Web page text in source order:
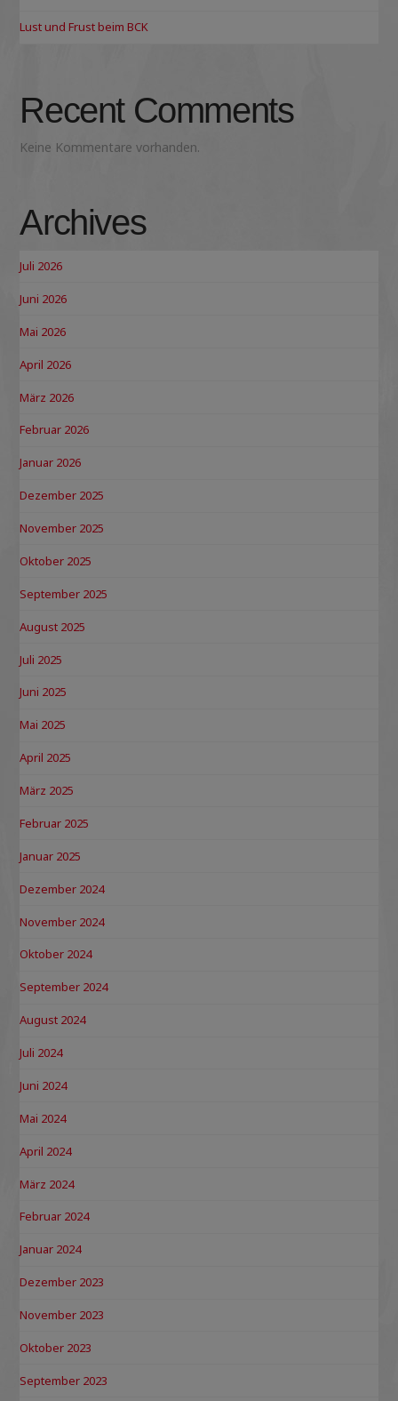
Lust und Frust beim BCK
Recent Comments
Keine Kommentare vorhanden.
Archives
Juli 2026
Juni 2026
Mai 2026
April 2026
März 2026
Februar 2026
Januar 2026
Dezember 2025
November 2025
Oktober 2025
September 2025
August 2025
Juli 2025
Juni 2025
Mai 2025
April 2025
März 2025
Februar 2025
Januar 2025
Dezember 2024
November 2024
Oktober 2024
September 2024
August 2024
Juli 2024
Juni 2024
Mai 2024
April 2024
März 2024
Februar 2024
Januar 2024
Dezember 2023
November 2023
Oktober 2023
September 2023